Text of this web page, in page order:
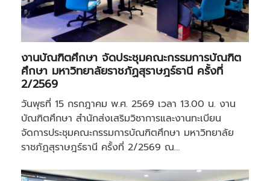
งานบัณฑิตศึกษา จัดประชุมคณะกรรมการบัณฑิต
ศึกษา มหาวิทยาลัยราชภัฏสุราษฎร์ธานี ครั้งที่
2/2569
วันพุธที่ 15 กรกฎาคม พ.ศ. 2569 เวลา 13.00 น. งาน
บัณฑิตศึกษา สำนักส่งเสริมวิชาการและงานทะเบียน
จัดการประชุมคณะกรรมการบัณฑิตศึกษา มหาวิทยาลัย
ราชภัฏสุราษฎร์ธานี ครั้งที่ 2/2569 ณ…